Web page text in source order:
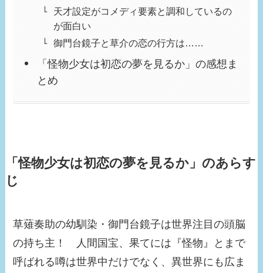
天才設定がコメディ要素と調和しているの
が面白い
御門台鏡子と草介の恋の行方は……
「怪物少女は初恋の夢を見るか」の感想ま
とめ
「怪物少女は初恋の夢を見るか」のあらす
じ
草薙奏助の幼馴染・御門台鏡子は世界注目の頭脳
の持ち主！ 人間国宝、果てには『怪物』とまで
呼ばれる噂は世界中だけでなく、異世界にも広ま